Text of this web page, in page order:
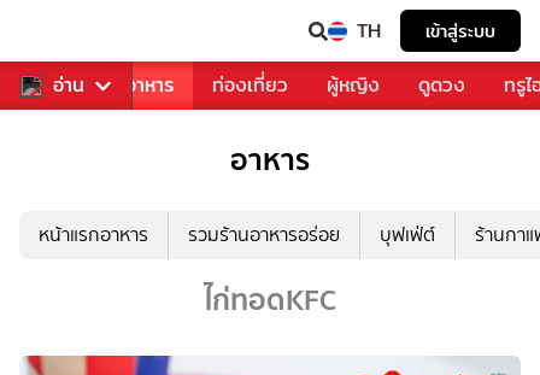
TH เข้าสู่ระบบ
อ่าน
การเพลง อาหาร ท่องเที่ยว ผู้หญิง ดูดวง ทรู
อาหาร
หน้าแรกอาหาร รวมร้านอาหารอร่อย บุฟเฟ่ต์ ร้านกา
ไก่ทอดKFC